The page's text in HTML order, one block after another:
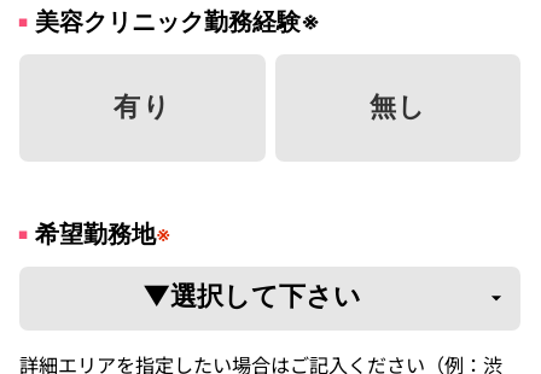
美容クリニック勤務経験※
有り 無し
希望勤務地※
詳細エリアを指定したい場合はご記入ください（例：渋